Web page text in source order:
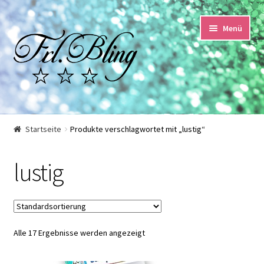
Zur
Navigation
springen
Springe
zum
Inhalt
Menü
Start
Datenschutzerklärung
Echtheit von Bewertungen
Impressum
Startseite Produkte verschlagwortet mit „lustig“
lustig
Alle 17 Ergebnisse werden angezeigt